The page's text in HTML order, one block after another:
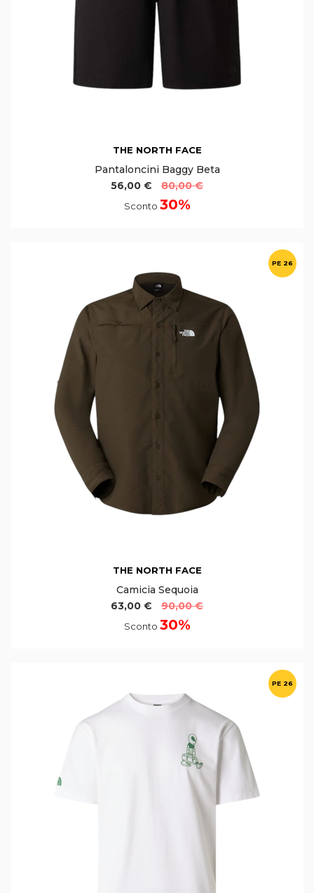
THE NORTH FACE
Pantaloncini Baggy Beta
56,00 €
80,00 €
Sconto 30%
PE 26
THE NORTH FACE
Camicia Sequoia
63,00 €
90,00 €
Sconto 30%
PE 26